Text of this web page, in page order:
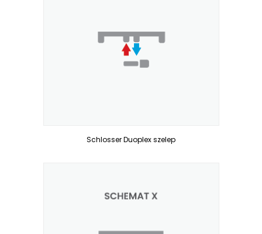
Schlosser Duoplex szelep